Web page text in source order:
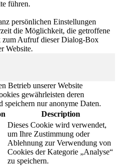
führen.
persönlichen Einstellungen
die Möglichkeit, die getroffene
zum Aufruf dieser Dialog-Box
Website.
Betrieb unserer Website
gewährleisten deren
speichern nur anonyme Daten.
Description
Dieses Cookie wird verwendet,
um Ihre Zustimmung oder
Ablehnung zur Verwendung von
Cookies der Kategorie „Analyse“
zu speichern.